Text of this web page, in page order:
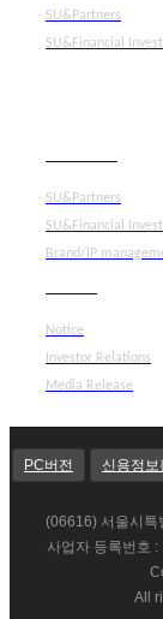
SU&Partners
SU&Financial
SU&Partners
SU&Financial
Brand/IP
Notice
Investor Relations
Media Release
PC버전
신용정보
(06616) 서울시특
사업자 등록번호
All